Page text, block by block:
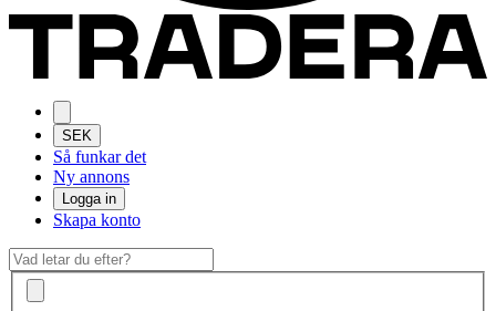
SEK
Så funkar det
Ny annons
Logga in
Skapa konto